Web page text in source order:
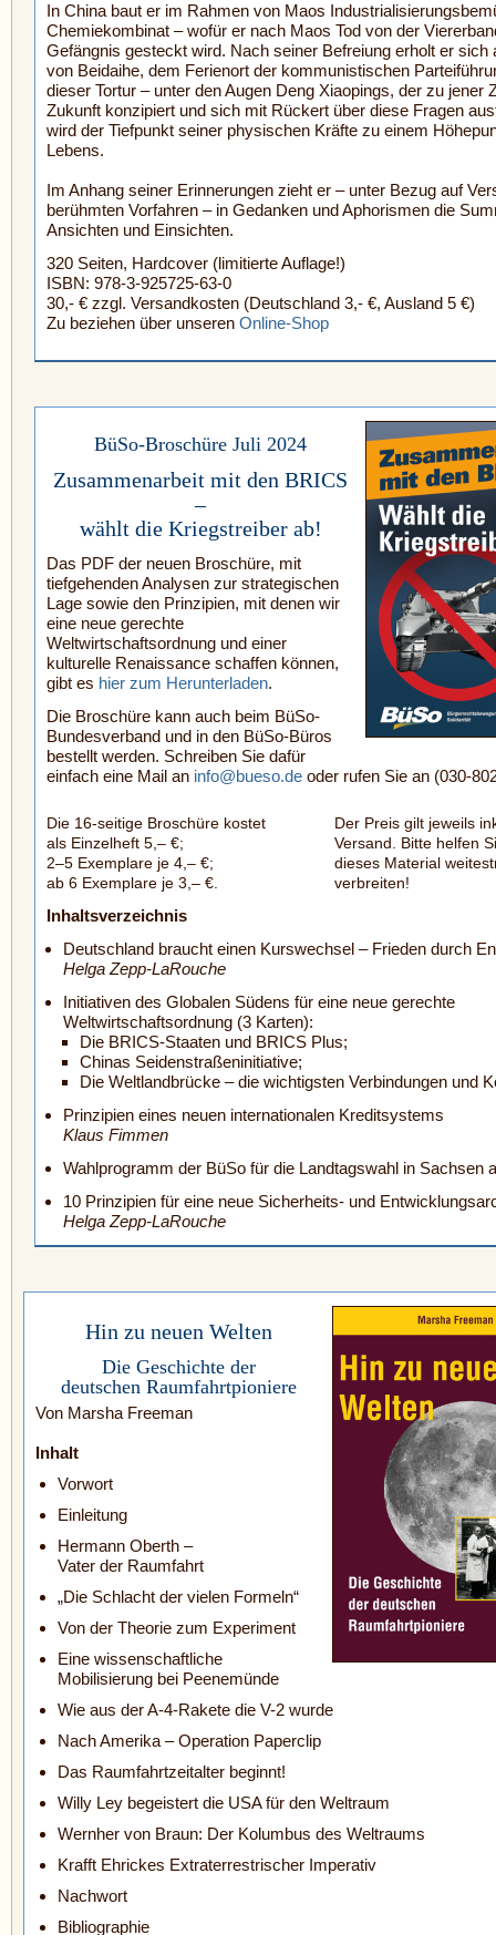
In China baut er im Rahmen von Maos
Chemiekombinat – wofür er nach Maos Tod von der
Gefängnis gesteckt wird. Nach seiner Befreiung erholt er sich
von Beidaihe, dem Ferienort der kommunistischen
dieser Tortur – unter den Augen Deng Xiaopings, der zu jener
Zukunft konzipiert und sich mit Rückert über diese Fragen
wird der Tiefpunkt seiner physischen Kräfte zu einem
Lebens.
Im Anhang seiner Erinnerungen zieht er – unter Bezug auf
berühmten Vorfahren – in Gedanken und Aphorismen die
Ansichten und Einsichten.
320 Seiten, Hardcover (limitierte Auflage!)
ISBN: 978-3-925725-63-0
30,- € zzgl. Versandkosten (Deutschland 3,- €, Ausland 5 €)
Zu beziehen über unseren Online-Shop
BüSo-Broschüre Juli 2024
Zusammenarbeit mit den BRICS
–
wählt die Kriegstreiber ab!
Das PDF der neuen Broschüre, mit
tiefgehenden Analysen zur strategischen
Lage sowie den Prinzipien, mit denen wir
eine neue gerechte
Weltwirtschaftsordnung und einer
kulturelle Renaissance schaffen können,
gibt es hier zum Herunterladen.
Die Broschüre kann auch beim BüSo-
Bundesverband und in den BüSo-Büros
bestellt werden. Schreiben Sie dafür
einfach eine Mail an info@bueso.de oder rufen Sie an (030-
Die 16-seitige Broschüre kostet
als Einzelheft 5,– €;
2–5 Exemplare je 4,– €;
ab 6 Exemplare je 3,– €.
Der Preis gilt jeweils
Versand. Bitte helfen
dieses Material
verbreiten!
Inhaltsverzeichnis
Deutschland braucht einen Kurswechsel – Frieden durch
Helga Zepp-LaRouche
Initiativen des Globalen Südens für eine neue gerechte
Weltwirtschaftsordnung (3 Karten):
Die BRICS-Staaten und BRICS Plus;
Chinas Seidenstraßeninitiative;
Die Weltlandbrücke – die wichtigsten Verbindungen und
Prinzipien eines neuen internationalen Kreditsystems
Klaus Fimmen
Wahlprogramm der BüSo für die Landtagswahl in Sachsen
10 Prinzipien für eine neue Sicherheits- und
Helga Zepp-LaRouche
Hin zu neuen Welten
Die Geschichte der
deutschen Raumfahrtpioniere
Von Marsha Freeman
Inhalt
Vorwort
Einleitung
Hermann Oberth –
Vater der Raumfahrt
„Die Schlacht der vielen Formeln“
Von der Theorie zum Experiment
Eine wissenschaftliche
Mobilisierung bei Peenemünde
Wie aus der A-4-Rakete die V-2 wurde
Nach Amerika – Operation Paperclip
Das Raumfahrtzeitalter beginnt!
Willy Ley begeistert die USA für den Weltraum
Wernher von Braun: Der Kolumbus des Weltraums
Krafft Ehrickes Extraterrestrischer Imperativ
Nachwort
Bibliographie